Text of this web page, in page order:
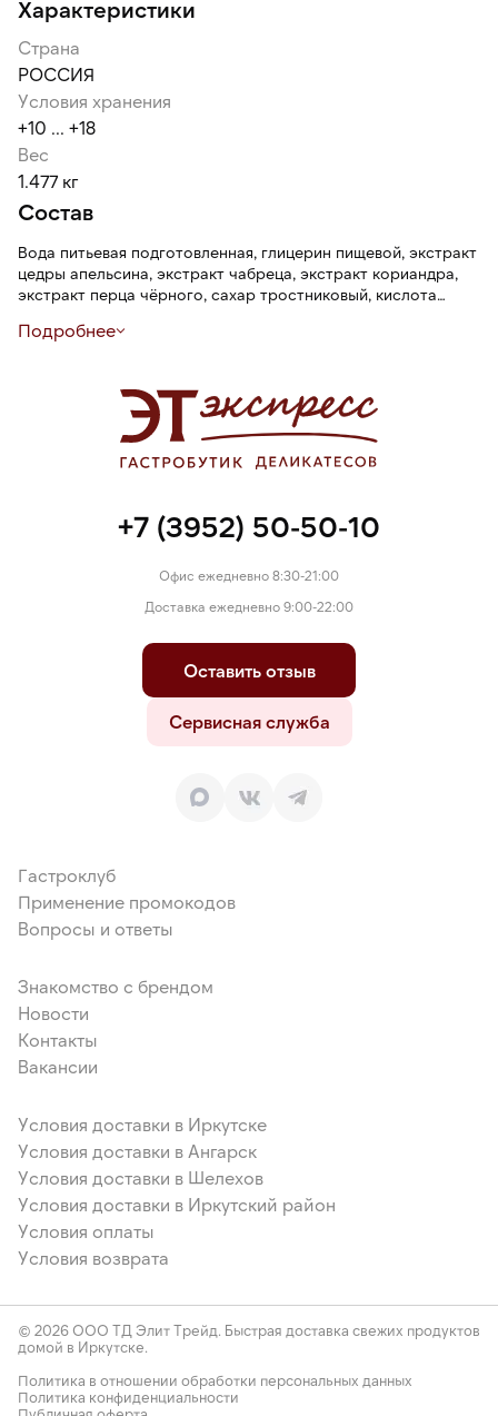
Характеристики
Страна
РОССИЯ
Условия хранения
+10 ... +18
Вес
1.477 кг
Состав
Вода питьевая подготовленная, глицерин пищевой, экстракт
цедры апельсина, экстракт чабреца, экстракт кориандра,
экстракт перца чёрного, сахар тростниковый, кислота
ароматизатор пищевой натуральный. Консерванты: сорбат
Подробнее
+7 (3952) 50-50-10
Офис ежедневно 8:30-21:00
Доставка ежедневно 9:00-22:00
Оставить отзыв
Сервисная служба
Гастроклуб
Применение промокодов
Вопросы и ответы
Знакомство с брендом
Новости
Контакты
Вакансии
Условия доставки в Иркутске
Условия доставки в Ангарск
Условия доставки в Шелехов
Условия доставки в Иркутский район
Условия оплаты
Условия возврата
© 2026 ООО ТД Элит Трейд. Быстрая доставка свежих продуктов
домой в Иркутске.
Политика в отношении обработки персональных данных
Политика конфиденциальности